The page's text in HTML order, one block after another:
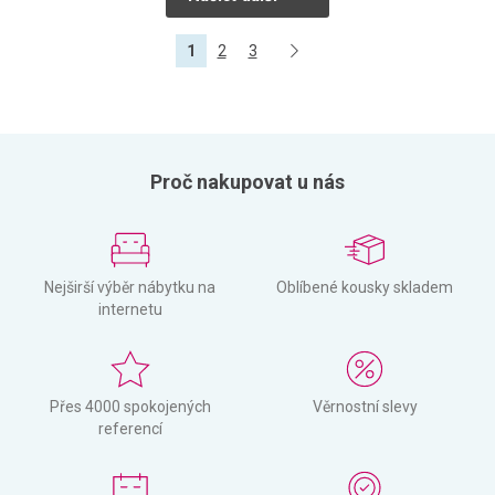
1 2 3
Proč nakupovat u nás
Nejširší výběr nábytku na
internetu
Oblíbené kousky skladem
Přes 4000 spokojených
referencí
Věrnostní slevy